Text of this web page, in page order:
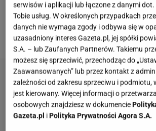
wyłącznie przekazania pieniędzy
tu opary po rozwodzie, którym
naprzemienną.
serwisów i aplikacji lub łączone z danymi
Tobie usług. W określonych przypadkach
danych nie wymaga zgody i odbywa się w
uzasadniony interes Gazeta.pl, jej spółki
S.A. – lub Zaufanych Partnerów. Takiemu
możesz się sprzeciwić, przechodząc do
Zaawansowanych” lub przez kontakt z
zależności od zakresu sprzeciwu i podmiotu,
jest kierowany. Więcej informacji o
osobowych znajdziesz w dokumencie
Gazeta.pl iPolityka Prywatności Agora S.A.